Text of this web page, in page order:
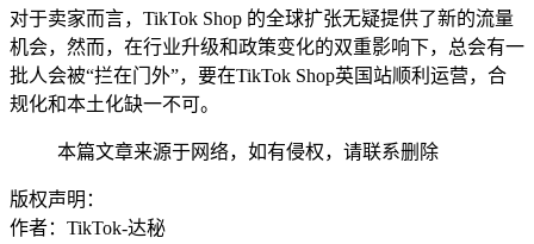
对于卖家而言，TikTok Shop 的全球扩张无疑提供了新的流量
机会，然而，在行业升级和政策变化的双重影响下，总会有一
批人会被“拦在门外”，要在TikTok Shop英国站顺利运营，合
规化和本土化缺一不可。
本篇文章来源于网络，如有侵权，请联系删除
版权声明：
作者：TikTok-达秘